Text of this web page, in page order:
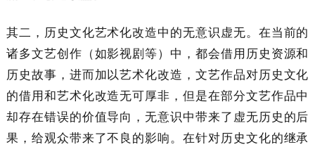
其二，历史文化艺术化改造中的无意识虚无。在当前的
诸多文艺创作（如影视剧等）中，都会借用历史资源和
历史故事，进而加以艺术化改造，文艺作品对历史文化
的借用和艺术化改造无可厚非，但是在部分文艺作品中
却存在错误的价值导向，无意识中带来了虚无历史的后
果，给观众带来了不良的影响。在针对历史文化的继承